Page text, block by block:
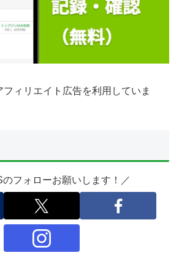
ィリエイト広告を利用していま
のフォローお願いします！／